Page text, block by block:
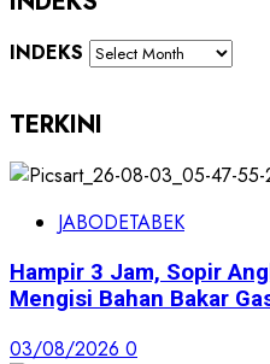
INDEKS
TERKINI
JABODETABEK
Hampir 3 Jam, Sopir
Mengisi Bahan Bakar
03/08/2026 0